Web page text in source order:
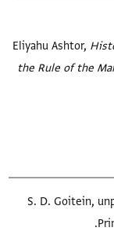
Eliyahu Ashtor,
the Rule of the
S. D. Goitein,